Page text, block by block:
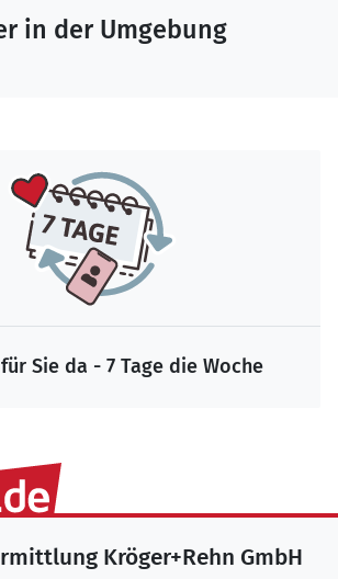
in der Umgebung
Sie da - 7 Tage die Woche
Kröger+Rehn GmbH